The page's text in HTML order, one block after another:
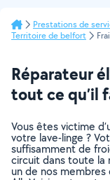
Prestations de
Territoire de belfort
Réparateur
tout ce qu’il
Vous êtes victime
votre lave-linge ?
suffisamment de
circuit dans toute la
un de nos